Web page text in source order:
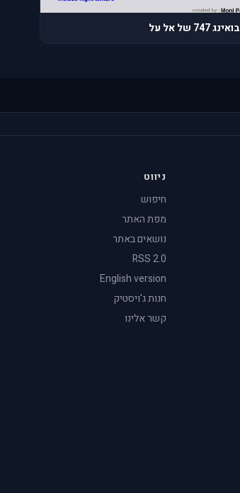
בואינג 747 של אל על
ניווט
חיפוש
מפת האתר
נושאים באתר
RSS 2.0
English version
חנות ג'ויסטיק
קשר אלינו